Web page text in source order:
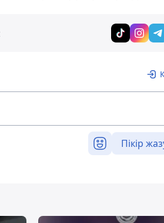
Пікір